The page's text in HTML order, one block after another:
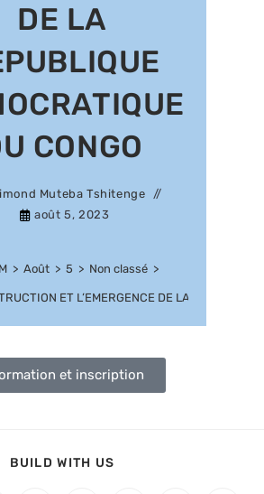
DE LA
CONGO
Muteba Tshitenge
août 5, 2023
> Août > 5 > Non classé >
ET L’EMERGENCE DE LA
et inscription
BUILD WITH US